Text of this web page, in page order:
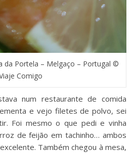
da Portela – Melgaço – Portugal ©
Comigo
num restaurante de comida
e vejo filetes de polvo, sei
Foi mesmo o que pedi e vinha
de feijão em tachinho… ambos
Também chegou à mesa,